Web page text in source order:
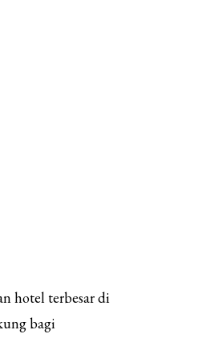
hotel terbesar di
bagi